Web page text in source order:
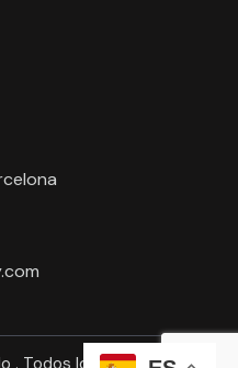
. Todos los derechos